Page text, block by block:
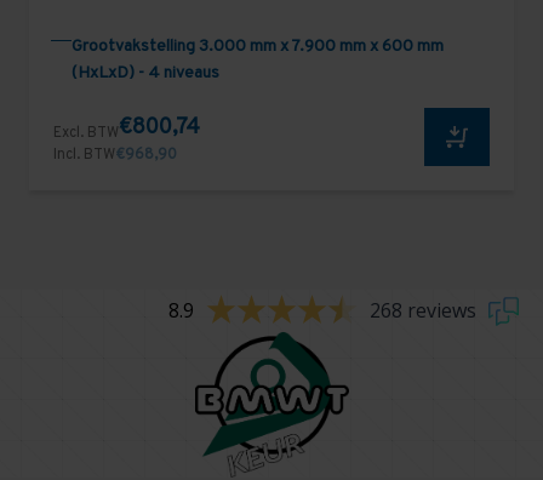
Grootvakstelling 3.000 mm x 7.900 mm x 600 mm
(HxLxD) - 4 niveaus
Excl. BTW€800,74
Incl. BTW€968,90
8.9 268 reviews